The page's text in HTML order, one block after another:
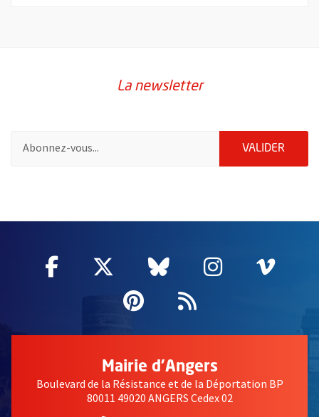
La newsletter
VALIDER
Facebook
, Ouvre une nouvelle fenêtre
Twitter
, Ouvre une nouvelle
Bluesky
, Ouvre une
Instagram
, Ouvre
,
Pinterest
, Ouvre une
Flux RSS
Mairie d'Angers
Boulevard de la Résistance et de la Déportation BP
80011 49020 ANGERS Cedex 02